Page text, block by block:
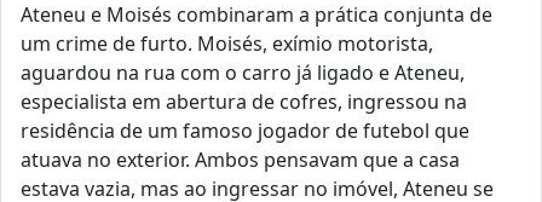
Ateneu e Moisés combinaram a prática conjunta de
um crime de furto. Moisés, exímio motorista,
aguardou na rua com o carro já ligado e Ateneu,
especialista em abertura de cofres, ingressou na
residência de um famoso jogador de futebol que
atuava no exterior. Ambos pensavam que a casa
estava vazia, mas ao ingressar no imóvel, Ateneu se